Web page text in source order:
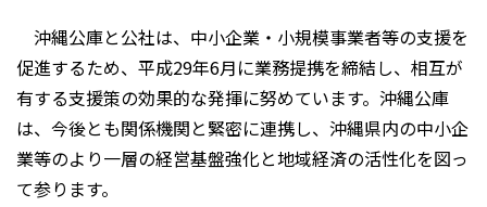
沖縄公庫と公社は、中小企業・小規模事業者等の支援を
促進するため、平成29年6月に業務提携を締結し、相互が
有する支援策の効果的な発揮に努めています。沖縄公庫
は、今後とも関係機関と緊密に連携し、沖縄県内の中小企
業等のより一層の経営基盤強化と地域経済の活性化を図っ
て参ります。